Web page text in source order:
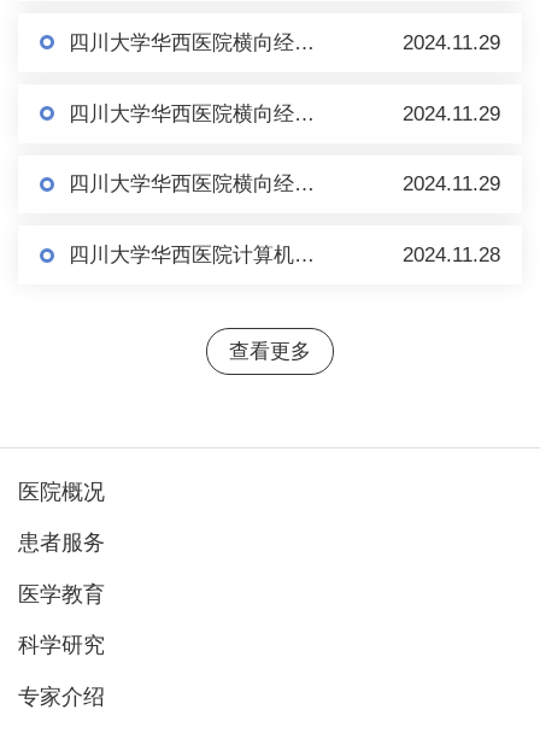
四川大学华西医院横向经费科研外协项目公示 2024.11.29
四川大学华西医院横向经费科研外协项目公示 2024.11.29
四川大学华西医院横向经费科研外协项目公示 2024.11.29
四川大学华西医院计算机软件著作权实施许可公示 2024.11.28
查看更多
医院概况
患者服务
医学教育
科学研究
专家介绍